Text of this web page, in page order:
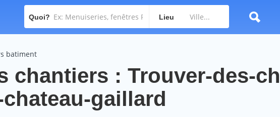
Quoi? Lieu
batiment
chantiers : Trouver-des-
gaillard